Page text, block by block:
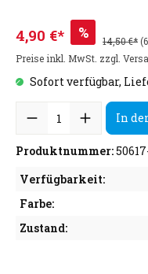
4,90 €* % 14,50 €*
Preise inkl. MwSt. zzgl.
Sofort verfügbar,
In
Produktnummer:
Verfügbarkeit:
Farbe:
Zustand: